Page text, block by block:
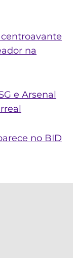
centroavante
na
e Arsenal
no BID